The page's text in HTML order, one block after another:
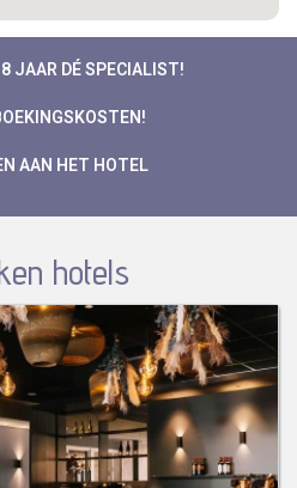
JAAR DÉ SPECIALIST!
AAN HET HOTEL
hotels